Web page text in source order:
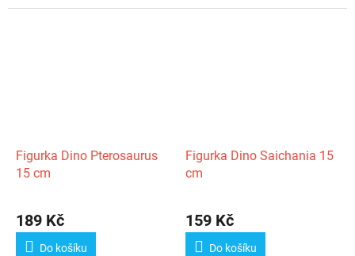
zvířete může...
Figurka Dino Pterosaurus
15 cm
189 Kč
Do košíku
Figurka Dino Saichania 15
cm
159 Kč
Do košíku